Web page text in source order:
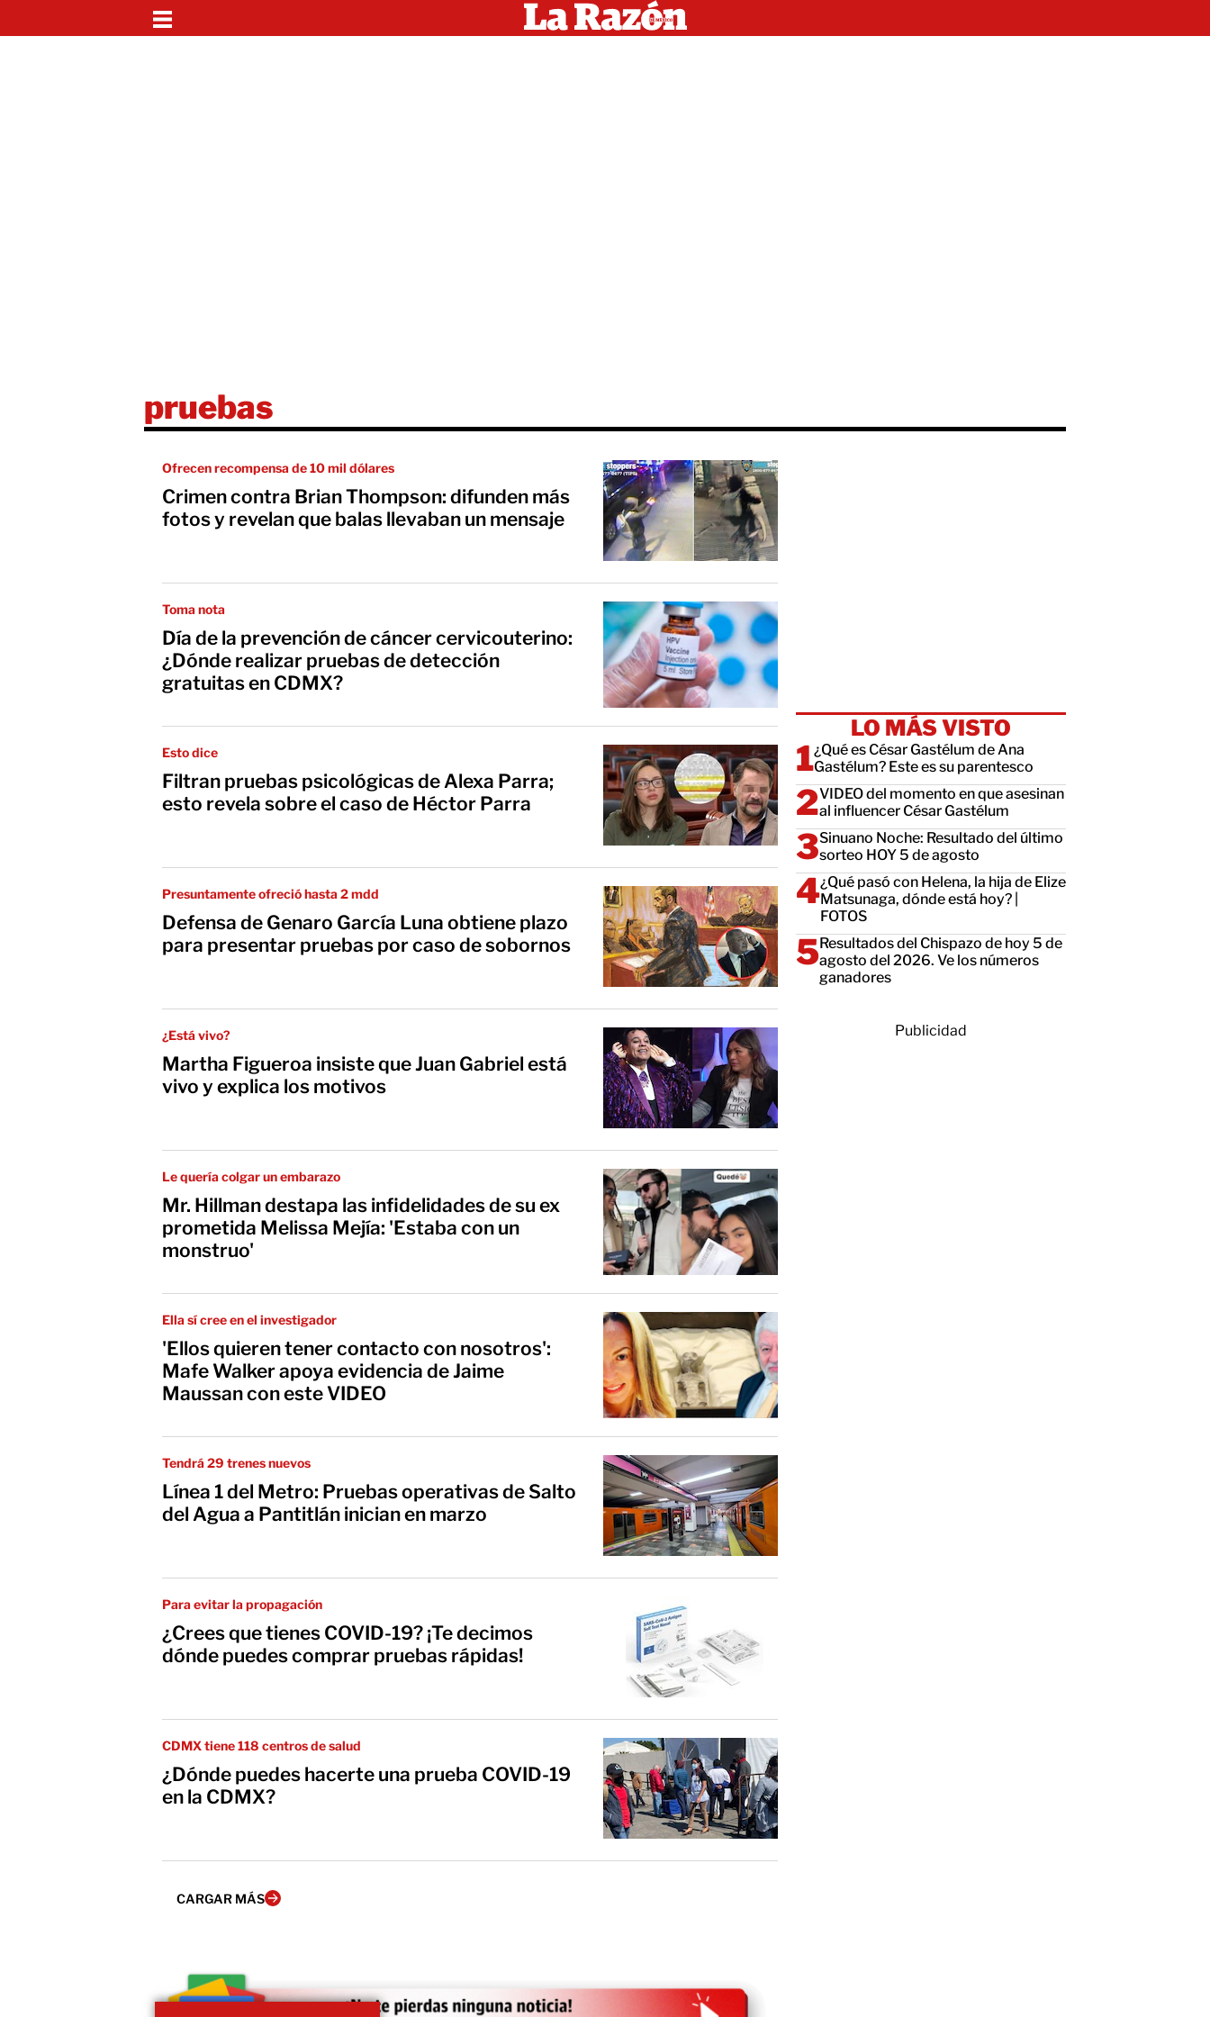
pruebas
Ofrecen recompensa de 10 mil dólares
Crimen contra Brian Thompson: difunden más
fotos y revelan que balas llevaban un mensaje
Toma nota
Día de la prevención de cáncer cervicouterino:
¿Dónde realizar pruebas de detección
gratuitas en CDMX?
Esto dice
Filtran pruebas psicológicas de Alexa Parra;
esto revela sobre el caso de Héctor Parra
Presuntamente ofreció hasta 2 mdd
Defensa de Genaro García Luna obtiene plazo
para presentar pruebas por caso de sobornos
¿Está vivo?
Martha Figueroa insiste que Juan Gabriel está
vivo y explica los motivos
Le quería colgar un embarazo
Mr. Hillman destapa las infidelidades de su ex
prometida Melissa Mejía: 'Estaba con un
monstruo'
Ella sí cree en el investigador
'Ellos quieren tener contacto con nosotros':
Mafe Walker apoya evidencia de Jaime
Maussan con este VIDEO
Tendrá 29 trenes nuevos
Línea 1 del Metro: Pruebas operativas de Salto
del Agua a Pantitlán inician en marzo
Para evitar la propagación
¿Crees que tienes COVID-19? ¡Te decimos
dónde puedes comprar pruebas rápidas!
CDMX tiene 118 centros de salud
¿Dónde puedes hacerte una prueba COVID-19
en la CDMX?
CARGAR MÁS
LO MÁS VISTO
¿Qué es César Gastélum de Ana
Gastélum? Este es su parentesco
VIDEO del momento en que asesinan
al influencer César Gastélum
Sinuano Noche: Resultado del último
sorteo HOY 5 de agosto
¿Qué pasó con Helena, la hija de Elize
Matsunaga, dónde está hoy? |
FOTOS
Resultados del Chispazo de hoy 5 de
agosto del 2026. Ve los números
ganadores
Publicidad